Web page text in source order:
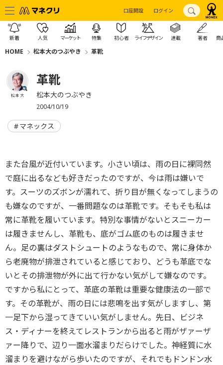
口座開設 ログイン
新着 人気 マーケット 特集 初心者 ライフデザイン 連載 著者 商
HOME 松本大のつぶやき 革靴
松本 大
革靴
松本大のつぶやき
2004/10/19
マネックス
また台風が近付いています。小さい頃は、雨の日に裸同然
で庭に出るなども好きだったのですが、今は雨は嫌いで
す。スーツのズボンが濡れて、折り目が無くなってしまうの
も嫌なのですが、一番問題なのは革靴です。そもそも私は
常に革靴を履いています。特別な事情がないとスニーカー
は履きませんし、革靴も、底がゴム底のものは履きませ
ん。足の裏はダストシュートのようなもので、常に身体か
ら老廃物が排泄されていると感じており、どうも革底でな
いとその排泄物が外に出て行かない気がして嫌なのです。
ですから私にとって、革底の革靴は重要な健康法の一部で
す。その革靴が、雨の日には悲鳴を出す気がしますし、第
一足下から湿ってきていい気がしません。先日、ビジネ
ス・ディナーを終えてレストランから出ると雨がザァーザ
ァー降りで、辺り一面水溜まりだらけでした。神経質に水
溜まりを避けながら歩いたのですが、それでもドンドン水